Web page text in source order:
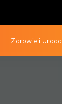
Zdrowie i Uroda